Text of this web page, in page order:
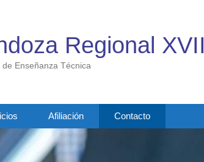
Regional XVII
Enseñanza Técnica
Afiliación Contacto